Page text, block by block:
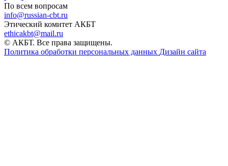
По всем вопросам
info@russian-cbt.ru
Этический комитет АКБТ
ethicakbt@mail.ru
© АКБТ. Все права защищены.
Политика обработки персональных данных Дизайн сайта